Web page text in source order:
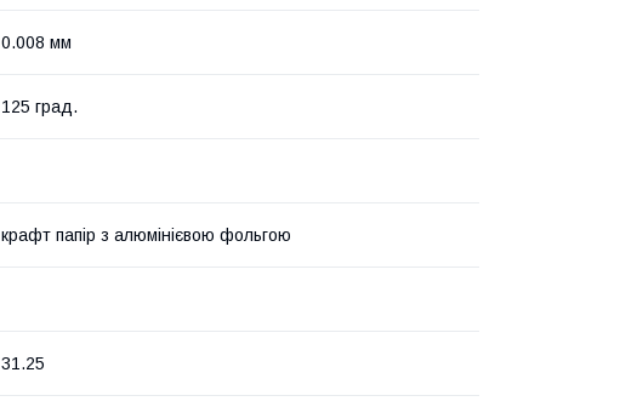
0.008 мм
125 град.
крафт папір з алюмінієвою фольгою
31.25